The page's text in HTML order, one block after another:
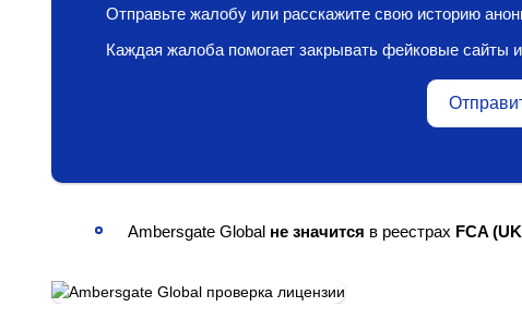
Отправьте жалобу или расскажите свою историю
Каждая жалоба помогает закрывать фейковые сайты
Ambersgate Global не значится в реестрах FCA